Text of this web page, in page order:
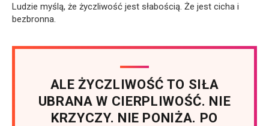
Ludzie myślą, że życzliwość jest słabością. Że jest cicha i
bezbronna.
ALE ŻYCZLIWOŚĆ TO SIŁA
UBRANA W CIERPLIWOŚĆ. NIE
KRZYCZY. NIE PONIŻA. PO